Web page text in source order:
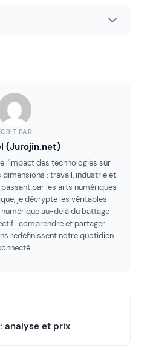
PAR
(Jurojin.net)
l'impact des technologies sur
dimensions : travail, industrie et
par les arts numériques
je décrypte les véritables
au-delà du battage
: comprendre et partager
redéfinissent notre quotidien
analyse et prix